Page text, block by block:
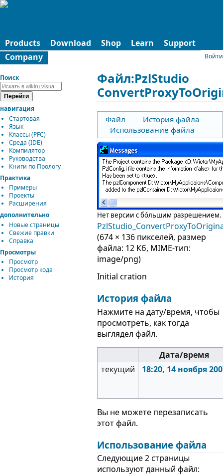
Products Download Shop Learn
Support
Company
Файл:PzlStudio
Файл
История файла
Использование файла
Нет версии с бо́льшим разрешением.
(674 × 136 пикселей, размер
файла: 12 Кб, MIME-тип:
image/png)
Initial cration
История файла
Нажмите на дату/время, чтобы
просмотреть, как тогда
выглядел файл.
Дата/время
текущий
18:20, 14 ноября
Вы не можете перезаписать
этот файл.
Использование файла
Следующие 2 страницы
используют данный файл:
Поиск
навигация
Стартовая
Язык
Классы (PFC)
Среда (IDE)
Компилятор
Руководства
Книги по Прологу
Практика
Примеры
Проекты
Расширения
дополнительно
Новые страницы
Свежие правки
Справка
Войти
Просмотры
Просмотр
Просмотр кода
История